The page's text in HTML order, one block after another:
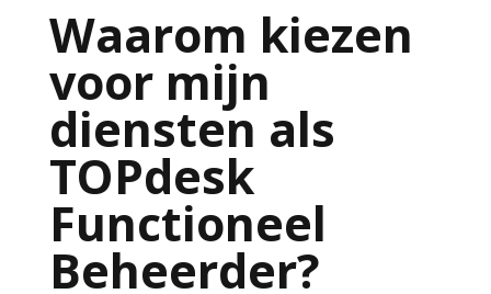
Waarom kiezen
voor mijn
diensten als
TOPdesk
Functioneel
Beheerder?